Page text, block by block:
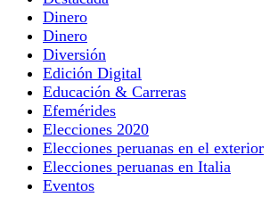
Dinero
Dinero
Diversión
Edición Digital
Educación & Carreras
Efemérides
Elecciones 2020
Elecciones peruanas en el exterior
Elecciones peruanas en Italia
Eventos